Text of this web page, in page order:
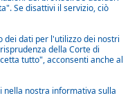
Gruppo Webasto in